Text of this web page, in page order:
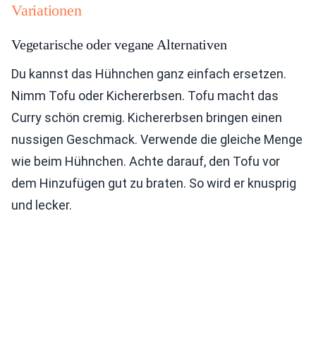
Variationen
Vegetarische oder vegane Alternativen
Du kannst das Hühnchen ganz einfach ersetzen.
Nimm Tofu oder Kichererbsen. Tofu macht das
Curry schön cremig. Kichererbsen bringen einen
nussigen Geschmack. Verwende die gleiche Menge
wie beim Hühnchen. Achte darauf, den Tofu vor
dem Hinzufügen gut zu braten. So wird er knusprig
und lecker.